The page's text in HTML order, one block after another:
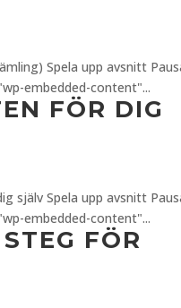
Spela upp avsnitt
embedded-content"...
FÖR DIG
själv Spela upp avsnitt
embedded-content"...
FÖR